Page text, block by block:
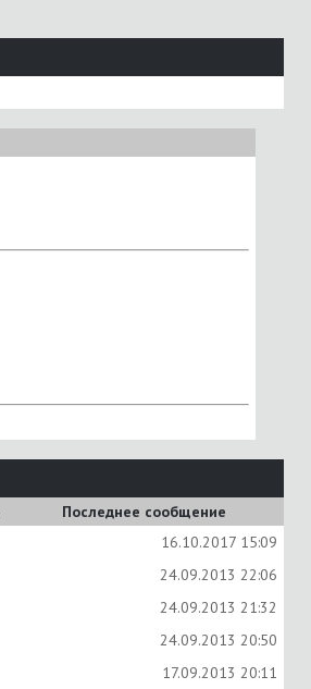
Последнее сообщение
16.10.2017 15:09
24.09.2013 22:06
24.09.2013 21:32
24.09.2013 20:50
17.09.2013 20:11